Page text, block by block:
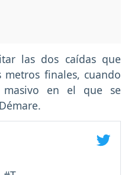
las dos caídas que
finales, cuando
en el que se